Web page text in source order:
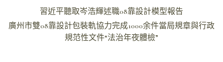
章
習近平聽取岑浩輝述職08靠設計模型報告
廣州市雙08靠設計包裝軌協力完成1000余件當局規章與行政
規范性文件“法治年夜體檢”